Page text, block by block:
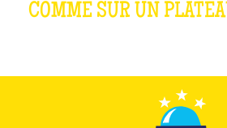
COMME SUR UN